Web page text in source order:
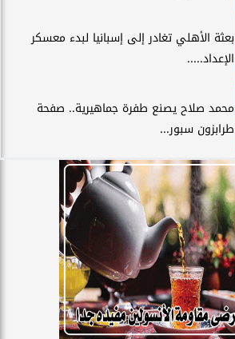
بعثة الأهلي تغادر إلى إسبانيا لبدء معسكر
الإعداد.....
محمد صلاح يصنع طفرة جماهيرية.. صفحة
طرابزون سبور...